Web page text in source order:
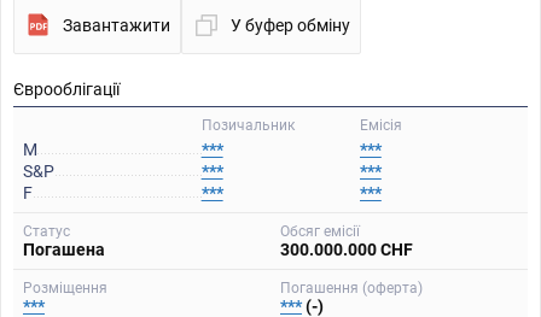
Завантажити У буфер обміну
Єврооблігації
Емісія
Позичальник
M ***
***
S&P
***
***
F
***
***
Статус
Погашена
Обсяг емісії
300.000.000 CHF
Розміщення
***
Погашення (оферта)
***(-)